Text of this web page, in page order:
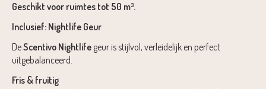
Geschikt voor ruimtes tot 50 m³.
Inclusief: Nightlife Geur
DeScentivo Nightlife geur is stijlvol, verleidelijk en perfect
uitgebalanceerd.
Fris & fruitig